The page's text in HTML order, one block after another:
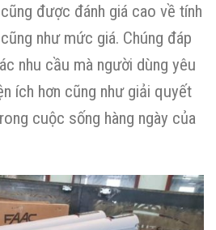
được đánh giá cao về tính
như mức giá. Chúng đáp
nhu cầu mà người dùng yêu
ích hơn cũng như giải quyết
cuộc sống hàng ngày của